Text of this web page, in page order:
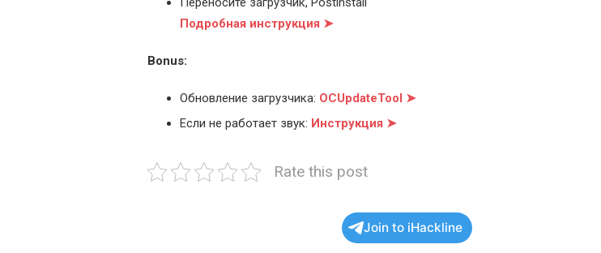
Подробная инструкция ➤
Bonus:
Обновление загрузчика: OCUpdateTool ➤
Если не работает звук: Инструкция ➤
Rate this post
Join to iHackline